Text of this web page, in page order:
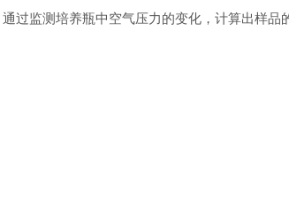
过监测培养瓶中空气压力的变化，计算出样品